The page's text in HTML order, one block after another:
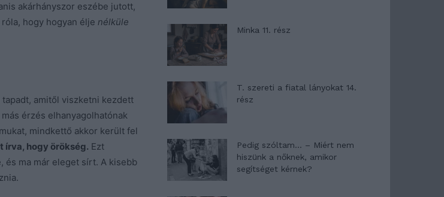
akárhányszor eszébe jutott,
hogy hogyan élje nélküle
tapadt, amitől viszketni kezdett
érzés elhanyagolhatónak
mindkettő akkor került fel
írva, hogy örökség. Ezt
és ma már eleget sírt. A kisebb
Minka 11. rész
T. szereti a fiatal lányokat 14.
rész
Pedig szóltam… – Miért nem
hiszünk a nőknek, amikor
segítséget kérnek?